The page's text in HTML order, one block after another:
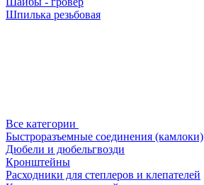
Шпилька резьбовая
Все категории
Быстроразъемные соединения (камлоки)
Дюбели и дюбельгвозди
Кронштейны
Расходники для степлеров и клепателей